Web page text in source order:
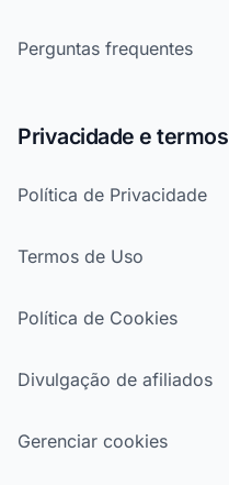
Perguntas frequentes
Privacidade e termos
Política de Privacidade
Termos de Uso
Política de Cookies
Divulgação de afiliados
Gerenciar cookies